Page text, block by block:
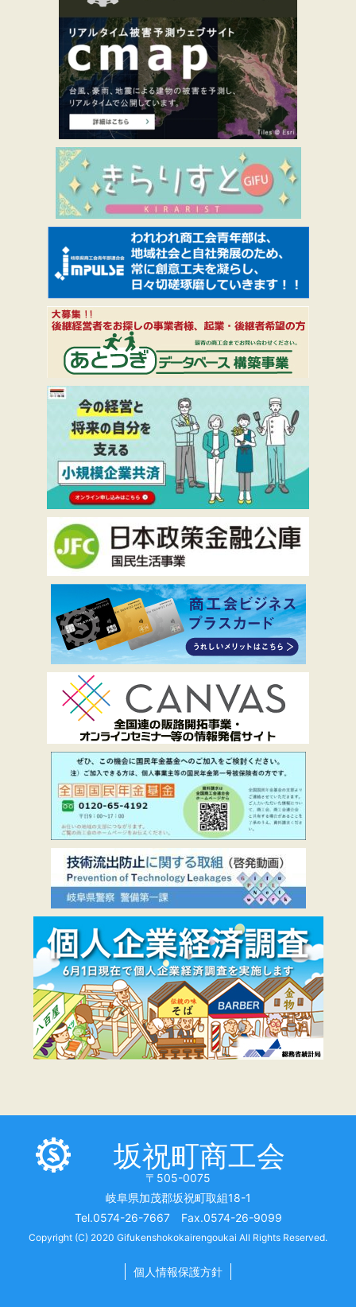
坂祝町商工会
〒505-0075
岐阜県加茂郡坂祝町取組18-1
Tel.0574-26-7667 Fax.0574-26-9099
Copyright (C) 2020 Gifukenshokokairengoukai All Rights Reserved.
個人情報保護方針